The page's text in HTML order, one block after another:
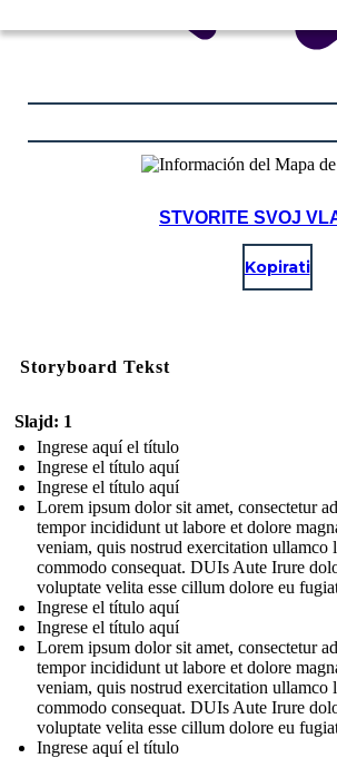
STVORITE SVOJ
Kopirati
Storyboard Tekst
Slajd: 1
Ingrese aquí el título
Ingrese el título aquí
Ingrese el título aquí
Lorem ipsum dolor sit amet, consectetur
tempor incididunt ut labore et dolore
veniam, quis nostrud exercitation ullamco
commodo consequat. DUIs Aute Irure
voluptate velita esse cillum dolore eu
Ingrese el título aquí
Ingrese el título aquí
Lorem ipsum dolor sit amet, consectetur
tempor incididunt ut labore et dolore
veniam, quis nostrud exercitation ullamco
commodo consequat. DUIs Aute Irure
voluptate velita esse cillum dolore eu
Ingrese aquí el título